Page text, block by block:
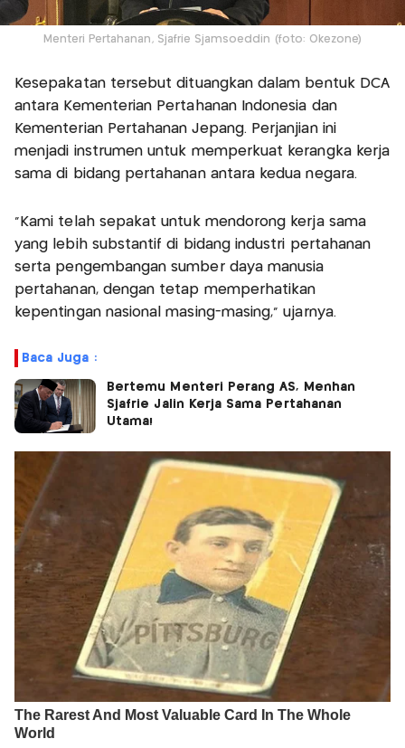
Menteri Pertahanan, Sjafrie Sjamsoeddin (foto: Okezone)
Kesepakatan tersebut dituangkan dalam bentuk DCA
antara Kementerian Pertahanan Indonesia dan
Kementerian Pertahanan Jepang. Perjanjian ini
menjadi instrumen untuk memperkuat kerangka kerja
sama di bidang pertahanan antara kedua negara.
“Kami telah sepakat untuk mendorong kerja sama
yang lebih substantif di bidang industri pertahanan
serta pengembangan sumber daya manusia
pertahanan, dengan tetap memperhatikan
kepentingan nasional masing-masing,” ujarnya.
Baca Juga :
Bertemu Menteri Perang AS, Menhan
Sjafrie Jalin Kerja Sama Pertahanan
Utama!